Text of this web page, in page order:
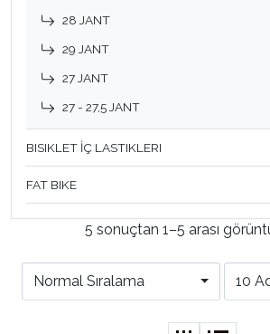
28 JANT
29 JANT
27 JANT
27 - 27,5 JANT
BISIKLET İÇ LASTIKLERI
FAT BIKE
5 sonuçtan 1–5 arası
Normal Sıralama 10